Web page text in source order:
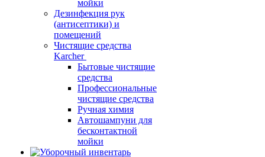
мойки
Дезинфекция рук
(антисептики) и
помещений
Чистящие средства
Karcher
Бытовые чистящие
средства
Профессиональные
чистящие средства
Ручная химия
Автошампуни для
бесконтактной
мойки